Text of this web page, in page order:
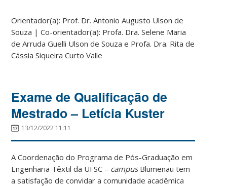
Orientador(a): Prof. Dr. Antonio Augusto Ulson de
Souza | Co-orientador(a): Profa. Dra. Selene Maria
de Arruda Guelli Ulson de Souza e Profa. Dra. Rita de
Cássia Siqueira Curto Valle
Exame de Qualificação de
Mestrado – Letícia Kuster
13/12/2022 11:11
A Coordenação do Programa de Pós-Graduação em
Engenharia Têxtil da UFSC – campusBlumenau tem
a satisfação de convidar a comunidade acadêmica